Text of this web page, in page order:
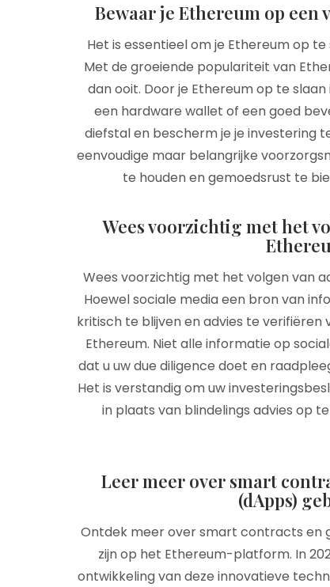
Bewaar je Ethereum op
Het is essentieel om je Ethereum op
Met de groeiende populariteit van
dan ooit. Door je Ethereum op te
een hardware wallet of een goed
diefstal en bescherm je je investering
eenvoudige maar belangrijke
te houden en gemoedsrust te
Wees voorzichtig met het
Wees voorzichtig met het volgen van
Hoewel sociale media een bron van
kritisch te blijven en advies te
Ethereum. Niet alle informatie op
dat u uw due diligence doet en
Het is verstandig om uw
in plaats van blindelings advies op
Leer meer over smart
(dApps)
Ontdek meer over smart contracts en
zijn op het Ethereum-platform. In
ontwikkeling van deze innovatieve